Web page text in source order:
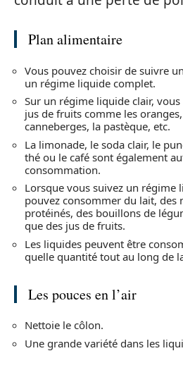
Plan alimentaire
Vous pouvez choisir de suivre
un régime liquide complet.
Sur un régime liquide clair,
jus de fruits comme les
canneberges, la pastèque, etc.
La limonade, le soda clair, le
thé ou le café sont également
consommation.
Lorsque vous suivez un régime
pouvez consommer du lait, des
protéinés, des bouillons de
que des jus de fruits.
Les liquides peuvent être
quelle quantité tout au long de
Les pouces en l’air
Nettoie le côlon.
Une grande variété dans les